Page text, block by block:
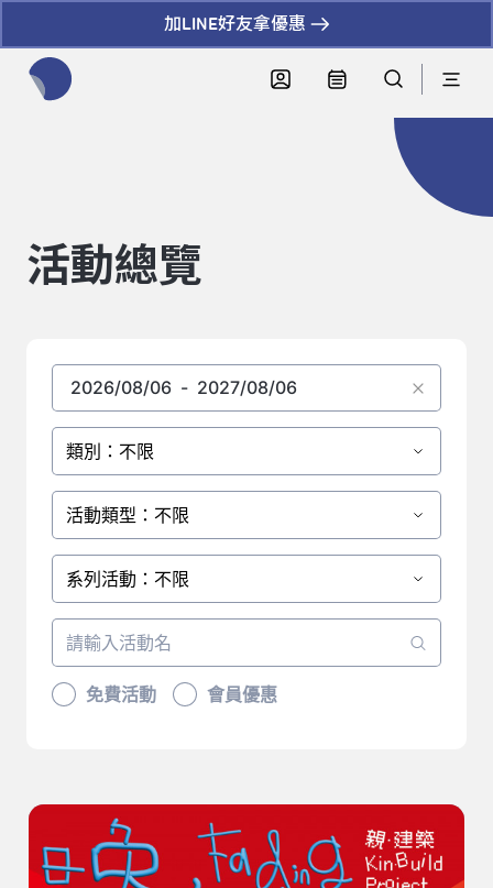
加LINE好友拿優惠
活動總覽
類別：不限
活動類型：不限
系列活動：不限
免費活動 會員優惠